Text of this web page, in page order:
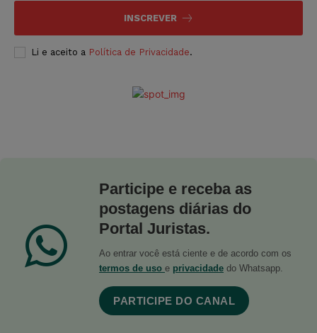
INSCREVER
Li e aceito a Política de Privacidade.
Participe e receba as
postagens diárias do
Portal Juristas.
Ao entrar você está ciente e de acordo com os
termos de uso e privacidade do Whatsapp.
PARTICIPE DO CANAL